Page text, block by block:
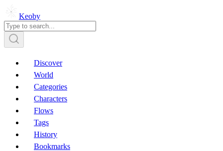
Keoby
Discover
World
Categories
Characters
Flows
Tags
History
Bookmarks